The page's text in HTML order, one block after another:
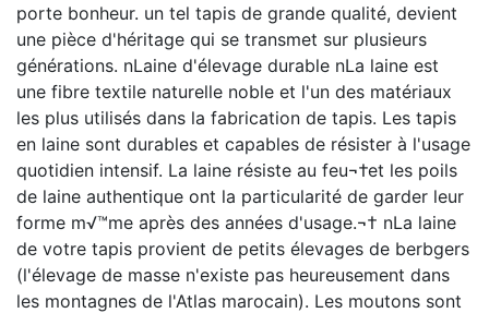
porte bonheur. un tel tapis de grande qualité, devient
une pièce d'héritage qui se transmet sur plusieurs
générations. nLaine d'élevage durable nLa laine est
une fibre textile naturelle noble et l'un des matériaux
les plus utilisés dans la fabrication de tapis. Les tapis
en laine sont durables et capables de résister à l'usage
quotidien intensif. La laine résiste au feu¬†et les poils
de laine authentique ont la particularité de garder leur
forme m√™me après des années d'usage.¬† nLa laine
de votre tapis provient de petits élevages de berbgers
(l'élevage de masse n'existe pas heureusement dans
les montagnes de l'Atlas marocain). Les moutons sont